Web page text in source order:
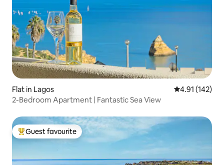
Flat in Lagos 4.91 out of 5
4.91 (142)
2-Bedroom Apartment | Fantastic Sea View
Top guest favourite
Guest favourite